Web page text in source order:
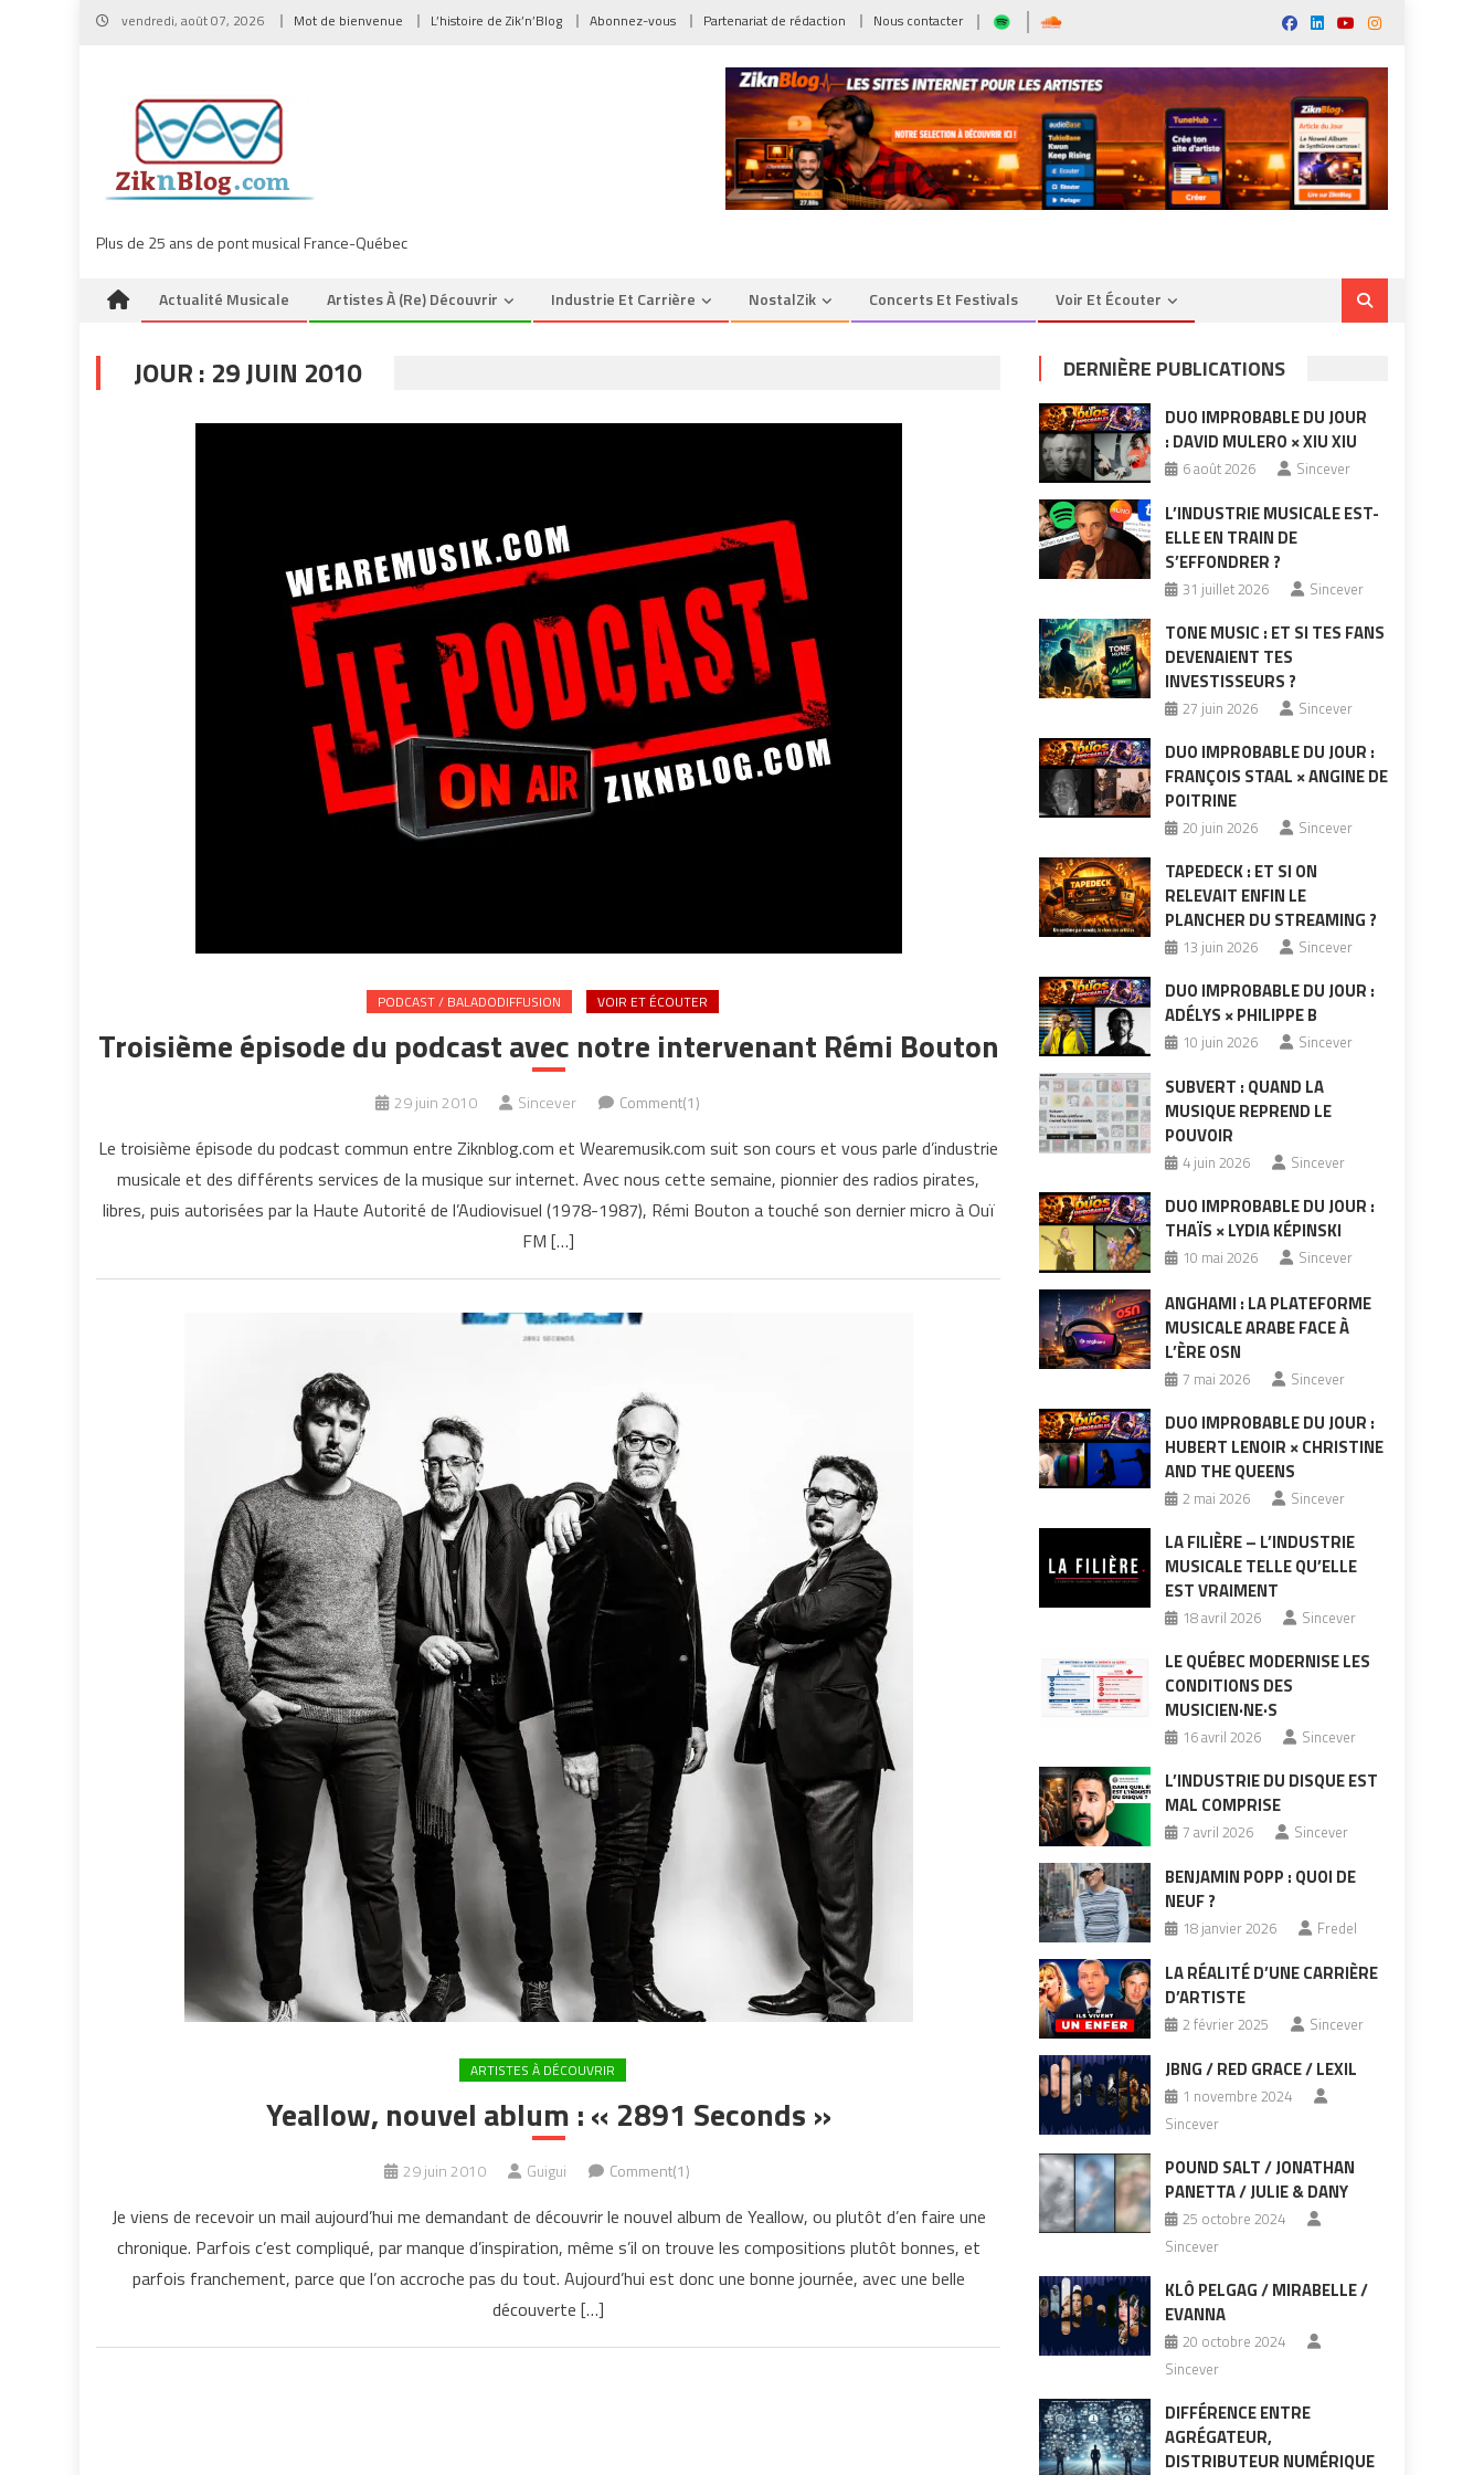
Skip
vendredi, août 07, 2026 Mot de bienvenue L’histoire de Zik’n’Blog Abonnez-vous Partenariat de rédaction Nous contacter
Plus de 25 ans de pont musical France-Québec
Actualité Musicale Artistes À (re) Découvrir Industrie Et Carrière NostalZik Concerts Et Festivals Voir Et Écouter
JOUR : 29 JUIN 2010
PODCAST / BALADODIFFUSION VOIR ET ÉCOUTER
Troisième épisode du podcast avec notre intervenant Rémi Bouton
29 juin 2010 Sincever Comment(1)
Le troisième épisode du podcast commun entre Ziknblog.com et Wearemusik.com suit son cours et vous parle d’industrie
musicale et des différents services de la musique sur internet. Avec nous cette semaine, pionnier des radios pirates,
libres, puis autorisées par la Haute Autorité de l’Audiovisuel (1978-1987), Rémi Bouton a touché son dernier micro à Ouï
FM […]
ARTISTES À DÉCOUVRIR
Yeallow, nouvel ablum : « 2891 Seconds »
29 juin 2010 Guigui Comment(1)
Je viens de recevoir un mail aujourd’hui me demandant de découvrir le nouvel album de Yeallow, ou plutôt d’en faire une
chronique. Parfois c’est compliqué, par manque d’inspiration, même s’il on trouve les compositions plutôt bonnes, et
parfois franchement, parce que l’on accroche pas du tout. Aujourd’hui est donc une bonne journée, avec une belle
découverte […]
DERNIÈRE PUBLICATIONS
DUO IMPROBABLE DU JOUR
: DAVID MULERO × XIU XIU
6 août 2026 Sincever
L’INDUSTRIE MUSICALE EST-
ELLE EN TRAIN DE
S’EFFONDRER ?
31 juillet 2026 Sincever
TONE MUSIC : ET SI TES FANS
DEVENAIENT TES
INVESTISSEURS ?
27 juin 2026 Sincever
DUO IMPROBABLE DU JOUR :
FRANÇOIS STAAL × ANGINE DE
POITRINE
20 juin 2026 Sincever
TAPEDECK : ET SI ON
RELEVAIT ENFIN LE
PLANCHER DU STREAMING ?
13 juin 2026 Sincever
DUO IMPROBABLE DU JOUR :
ADÉLYS × PHILIPPE B
10 juin 2026 Sincever
SUBVERT : QUAND LA
MUSIQUE REPREND LE
POUVOIR
4 juin 2026 Sincever
DUO IMPROBABLE DU JOUR :
THAÏS × LYDIA KÉPINSKI
10 mai 2026 Sincever
ANGHAMI : LA PLATEFORME
MUSICALE ARABE FACE À
L’ÈRE OSN
7 mai 2026 Sincever
DUO IMPROBABLE DU JOUR :
HUBERT LENOIR × CHRISTINE
AND THE QUEENS
2 mai 2026 Sincever
LA FILIÈRE – L’INDUSTRIE
MUSICALE TELLE QU’ELLE
EST VRAIMENT
18 avril 2026 Sincever
LE QUÉBEC MODERNISE LES
CONDITIONS DES
MUSICIEN·NE·S
16 avril 2026 Sincever
L’INDUSTRIE DU DISQUE EST
MAL COMPRISE
7 avril 2026 Sincever
BENJAMIN POPP : QUOI DE
NEUF ?
18 janvier 2026 Fredel
LA RÉALITÉ D’UNE CARRIÈRE
D’ARTISTE
2 février 2025 Sincever
JBNG / RED GRACE / LEXIL
1 novembre 2024
Sincever
POUND SALT / JONATHAN
PANETTA / JULIE & DANY
25 octobre 2024
Sincever
KLÔ PELGAG / MIRABELLE /
EVANNA
20 octobre 2024
Sincever
DIFFÉRENCE ENTRE
AGRÉGATEUR,
DISTRIBUTEUR NUMÉRIQUE